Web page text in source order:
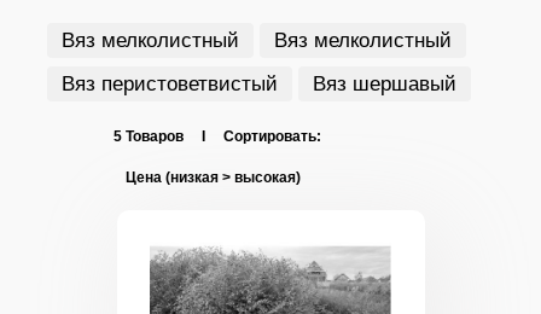
Вяз мелколистный
Вяз мелколистный
Вяз перистоветвистый
Вяз шершавый
5 Товаров I Сортировать: